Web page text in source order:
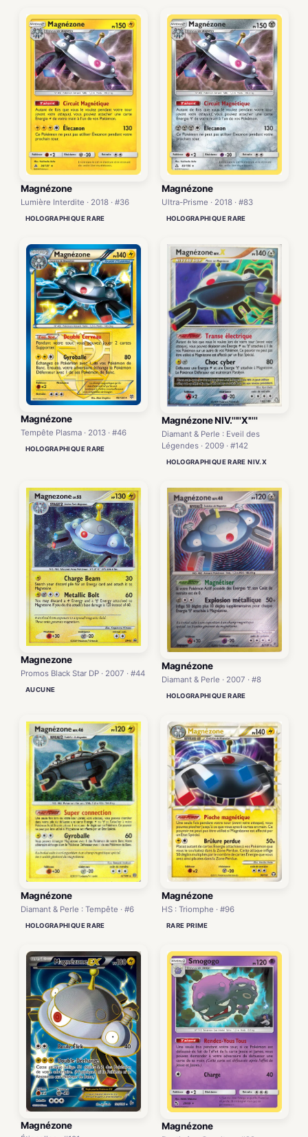
Magnézone
Lumière Interdite · 2018 · #36
HOLOGRAPHIQUE RARE
Magnézone
Ultra-Prisme · 2018 · #83
HOLOGRAPHIQUE RARE
Magnézone
Tempête Plasma · 2013 · #46
HOLOGRAPHIQUE RARE
Magnézone NIV.'''''X'''''
Diamant & Perle : Eveil des
Légendes · 2009 · #142
HOLOGRAPHIQUE RARE NIV.X
Magnezone
Promos Black Star DP · 2007 · #44
AUCUNE
Magnézone
Diamant & Perle · 2007 · #8
HOLOGRAPHIQUE RARE
Magnézone
Diamant & Perle : Tempête · #6
HOLOGRAPHIQUE RARE
Magnézone
HS : Triomphe · #96
RARE PRIME
Magnézone Magnézone